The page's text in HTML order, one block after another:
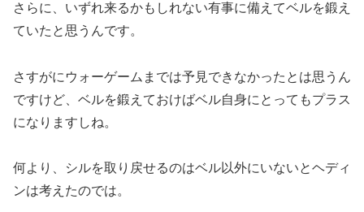
さらに、いずれ来るかもしれない有事に備えてベルを鍛え
ていたと思うんです。
さすがにウォーゲームまでは予見できなかったとは思うん
ですけど、ベルを鍛えておけばベル自身にとってもプラス
になりますしね。
何より、シルを取り戻せるのはベル以外にいないとヘディ
ンは考えたのでは。